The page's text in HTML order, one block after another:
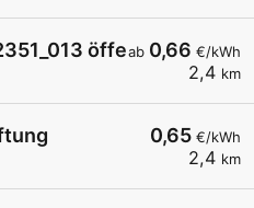
ab 0,66 €/kWh
2,4 km
öffentlich
0,65 €/kWh
2,4 km